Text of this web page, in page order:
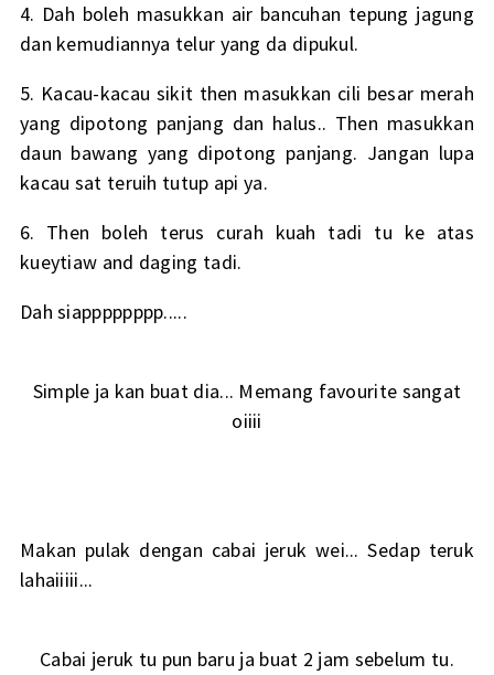
4. Dah boleh masukkan air bancuhan tepung jagung
dan kemudiannya telur yang da dipukul.
5. Kacau-kacau sikit then masukkan cili besar merah
yang dipotong panjang dan halus.. Then masukkan
daun bawang yang dipotong panjang. Jangan lupa
kacau sat teruih tutup api ya.
6. Then boleh terus curah kuah tadi tu ke atas
kueytiaw and daging tadi.
Dah siapppppppp.....
Simple ja kan buat dia... Memang favourite sangat
oiiii
Makan pulak dengan cabai jeruk wei... Sedap teruk
lahaiiiii...
Cabai jeruk tu pun baru ja buat 2 jam sebelum tu.